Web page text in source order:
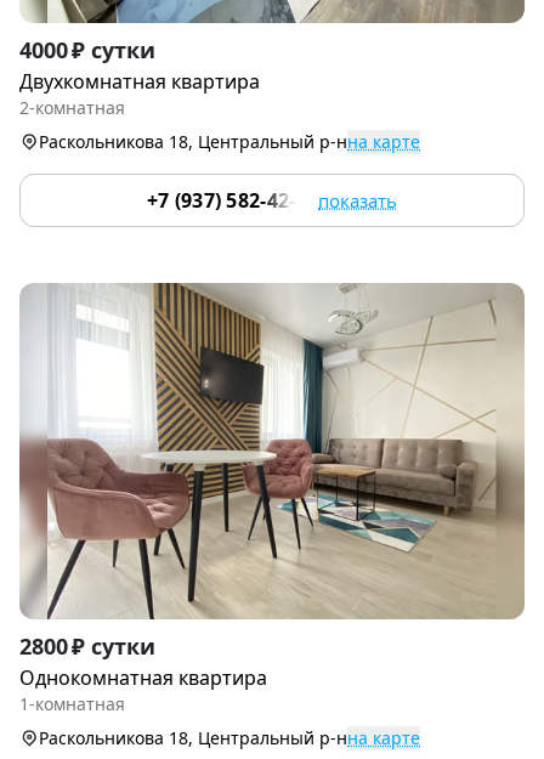
Item
1
of
4000 ₽ сутки
Двухкомнатная квартира
2-комнатная
Раскольникова 18, Центральный р-нна карте
+7 (937) 582-42-22 показать
Item
1
of
2800 ₽ сутки
Однокомнатная квартира
1-комнатная
Раскольникова 18, Центральный р-нна карте